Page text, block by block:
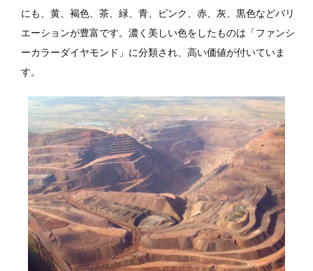
にも、黄、褐色、茶、緑、青、ピンク、赤、灰、黒色などバリ
エーションが豊富です。濃く美しい色をしたものは「ファンシ
ーカラーダイヤモンド」に分類され、高い価値が付いていま
す。